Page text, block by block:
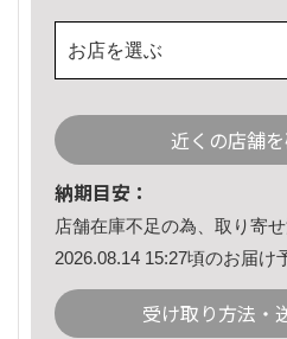
お店を選ぶ
近くの店舗
納期目安：
店舗在庫不足の為、取り寄せ
2026.08.14 15:27頃のお届け
受け取り方法・